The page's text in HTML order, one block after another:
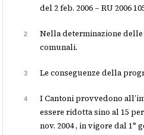
del 2 feb. 2006 – RU 2006
2
Nella determinazione
comunali.
3 Le conseguenze della
4
I Cantoni provvedono
essere ridotta sino al 15
nov. 2004 , in vigore dal 1°